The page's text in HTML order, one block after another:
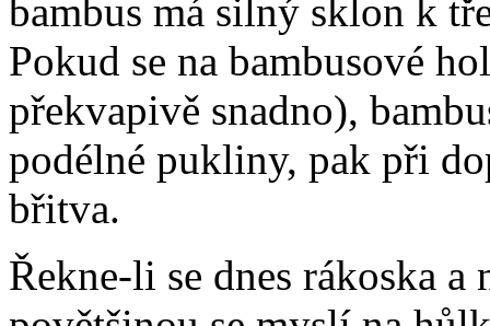
bambus má silný sklon k
Pokud se na bambusové
překvapivě snadno),
podélné pukliny, pak při
břitva.
Řekne-li se dnes rákoska a